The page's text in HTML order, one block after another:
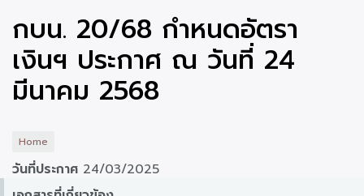
น้ำมัน
เชื้อ
เพลิง
แสดง
ผล
กบน. 20/68 กำหนดอัตรา
เงินฯ ประกาศ ณ วันที่ 24
มีนาคม 2568
Home
วันที่ประกาศ 24/03/2025